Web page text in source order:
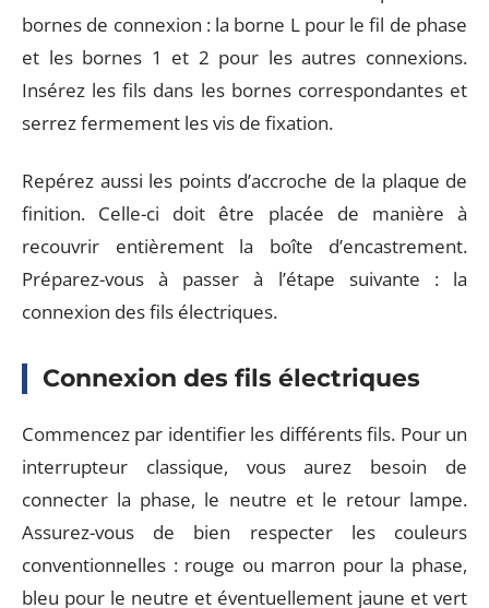
bornes de connexion : la borne L pour le fil de phase
et les bornes 1 et 2 pour les autres connexions.
Insérez les fils dans les bornes correspondantes et
serrez fermement les vis de fixation.
Repérez aussi les points d’accroche de la plaque de
finition. Celle-ci doit être placée de manière à
recouvrir entièrement la boîte d’encastrement.
Préparez-vous à passer à l’étape suivante : la
connexion des fils électriques.
Connexion des fils électriques
Commencez par identifier les différents fils. Pour un
interrupteur classique, vous aurez besoin de
connecter la phase, le neutre et le retour lampe.
Assurez-vous de bien respecter les couleurs
conventionnelles : rouge ou marron pour la phase,
bleu pour le neutre et éventuellement jaune et vert